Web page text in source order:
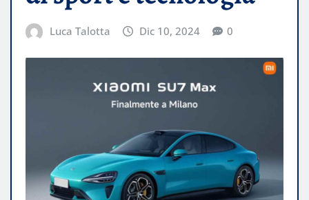
Luca Talotta Dic 10, 2024 0